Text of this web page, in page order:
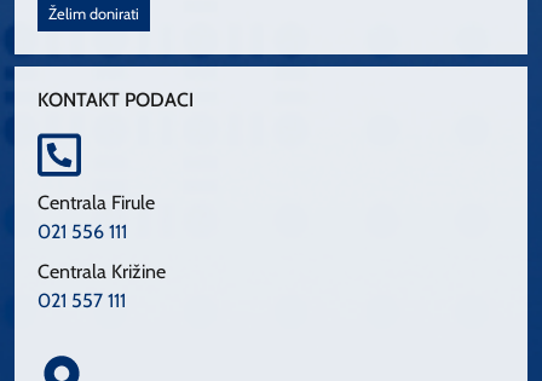
Želim donirati
KONTAKT PODACI
Centrala Firule
021 556 111
Centrala Križine
021 557 111